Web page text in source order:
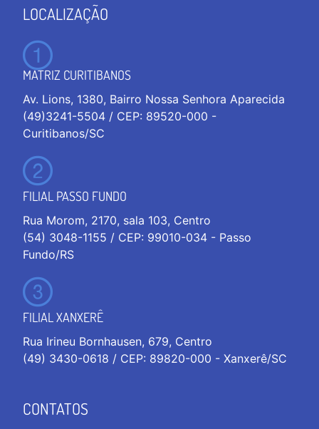
LOCALIZAÇÃO
MATRIZ CURITIBANOS
Av. Lions, 1380, Bairro Nossa Senhora Aparecida
(49)3241-5504 / CEP: 89520-000 -
Curitibanos/SC
FILIAL PASSO FUNDO
Rua Morom, 2170, sala 103, Centro
(54) 3048-1155 / CEP: 99010-034 - Passo
Fundo/RS
FILIAL XANXERÊ
Rua Irineu Bornhausen, 679, Centro
(49) 3430-0618 / CEP: 89820-000 - Xanxerê/SC
CONTATOS